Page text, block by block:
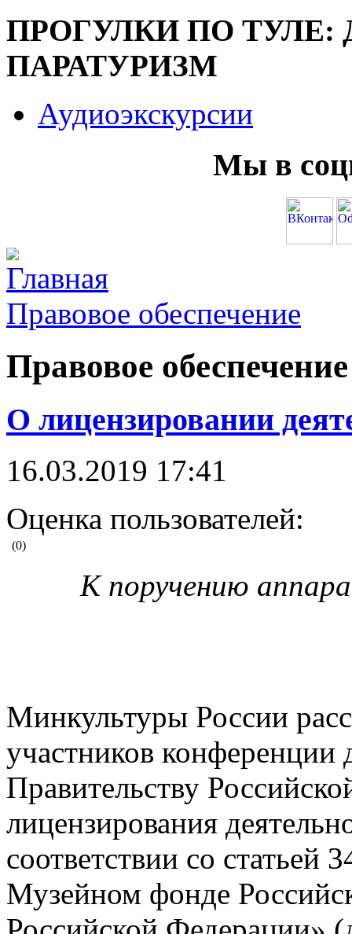
ПРОГУЛКИ ПО
ПАРАТУРИЗМ
Аудиоэкскурсии
Мы в
Главная
Правовое обеспечение
Правовое обеспечение
О лицензировании
16.03.2019 17:41
Оценка пользователей:
(0)
К поручению
Минкультуры России
участников конференции
Правительству
лицензирования
соответствии со статьей
Музейном фонде